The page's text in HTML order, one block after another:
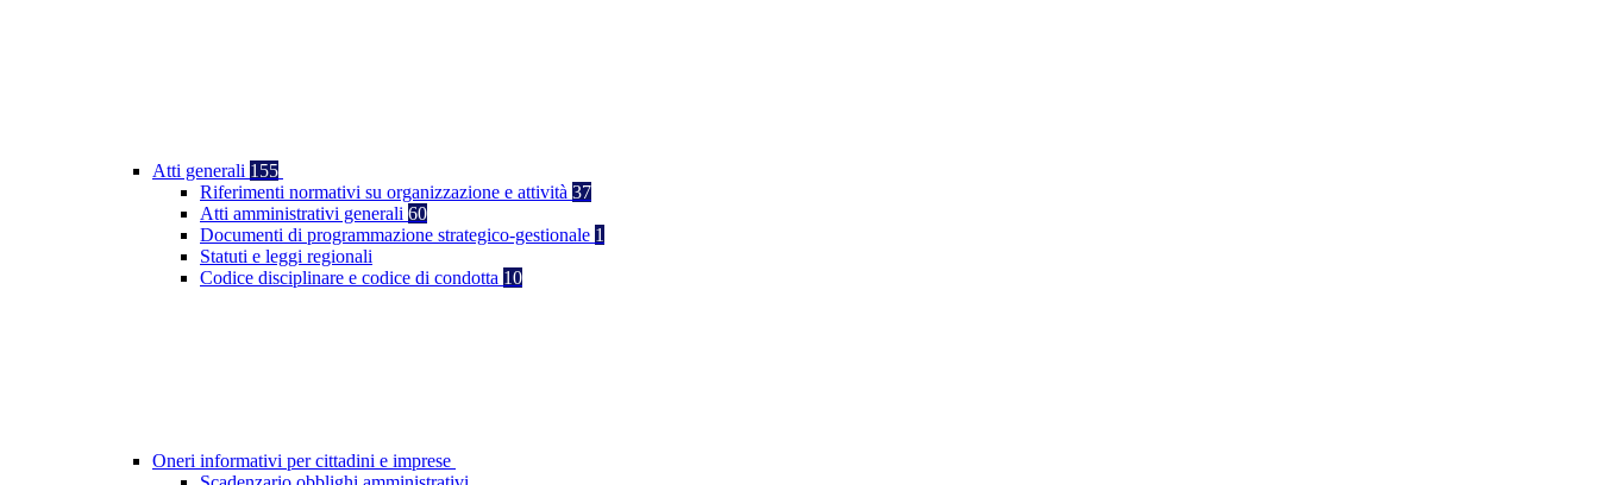
Atti generali 155
Riferimenti normativi su organizzazione e attività 37
Atti amministrativi generali 60
Documenti di programmazione strategico-gestionale 1
Statuti e leggi regionali
Codice disciplinare e codice di condotta 10
Oneri informativi per cittadini e imprese